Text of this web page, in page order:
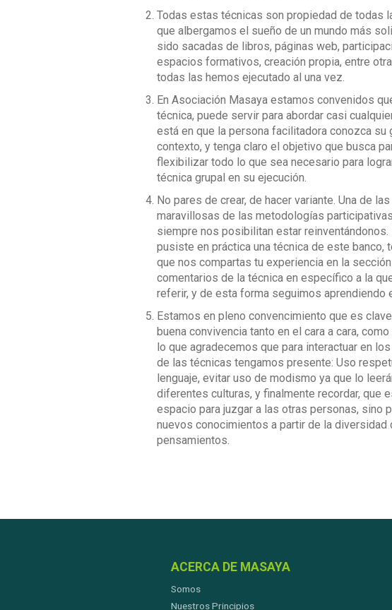
Todas estas técnicas son propiedad de todas
que albergamos el sueño de un mundo más
sido sacadas de libros, páginas web,
espacios formativos, creación propia, entre
todas las hemos ejecutado al una vez.
En Asociación Masaya estamos convenidos
técnica, puede servir para abordar casi
está en que la persona facilitadora conozca su
contexto, y tenga claro el objetivo que busca
flexibilizar todo lo que sea necesario para
técnica grupal en su ejecución.
No pares de crear, de hacer variante. Una de
maravillosas de las metodologías
siempre nos posibilitan estar reinventándonos.
pusiste en práctica una técnica de este banco,
que nos compartas tu experiencia en la
comentarios de la técnica en específico a la
referir, y de esta forma seguimos aprendiendo
Estamos en pleno convencimiento que es
buena convivencia tanto en el cara a cara,
lo que agradecemos que para interactuar en
de las técnicas tengamos presente: Uso
lenguaje, evitar uso de modismo ya que lo
diferentes culturas, y finalmente recordar, que
espacio para juzgar a las otras personas, sino
nuevos conocimientos a partir de la diversidad
pensamientos.
ACERCA DE MASAYA
Somos
Nuestros Principios